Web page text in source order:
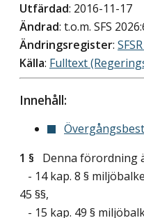
Utfärdad: 2016-11-17
Ändrad: t.o.m. SFS
Ändringsregister:
Källa: Fulltext
Innehåll:
1 § Denna förordning
- 14 kap. 8 §
45 §§,
- 15 kap. 49 §